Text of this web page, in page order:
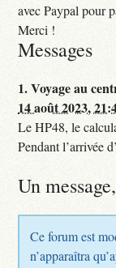
avec Paypal pour
Merci !
Messages
1.Voyage au
14 août 2023,
Le HP48, le
Pendant l’arrivée
Un
Ce forum est
n’apparaîtra